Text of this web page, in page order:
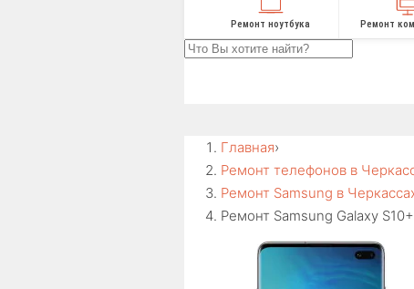
Ремонт ноутбука Ремонт
Главная›
Ремонт телефонов в
Ремонт Samsung в
Ремонт Samsung Galaxy